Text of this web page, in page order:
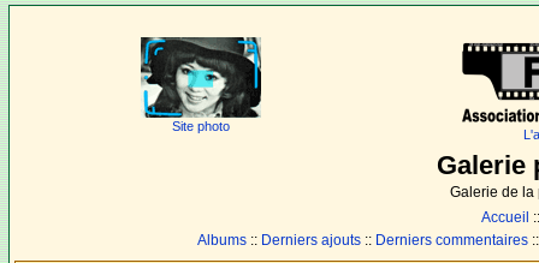
Site photo
Galerie
Galerie de la
Accueil
Albums :: Derniers ajouts :: Derniers commentaires